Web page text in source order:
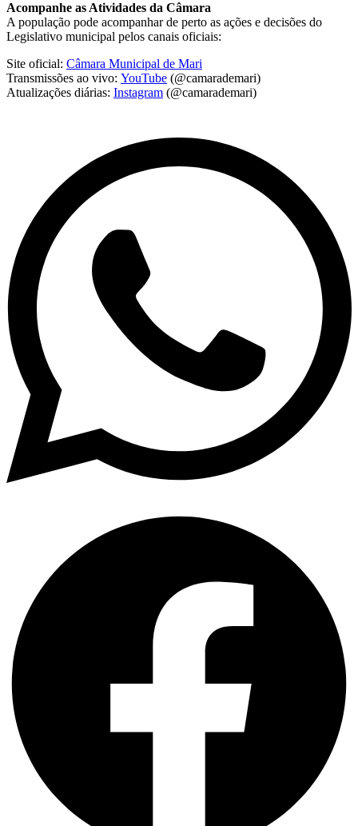
Acompanhe as Atividades da Câmara
A população pode acompanhar de perto as ações e decisões do
Legislativo municipal pelos canais oficiais:
Site oficial: Câmara Municipal de Mari
Transmissões ao vivo: YouTube (@camarademari)
Atualizações diárias: Instagram (@camarademari)